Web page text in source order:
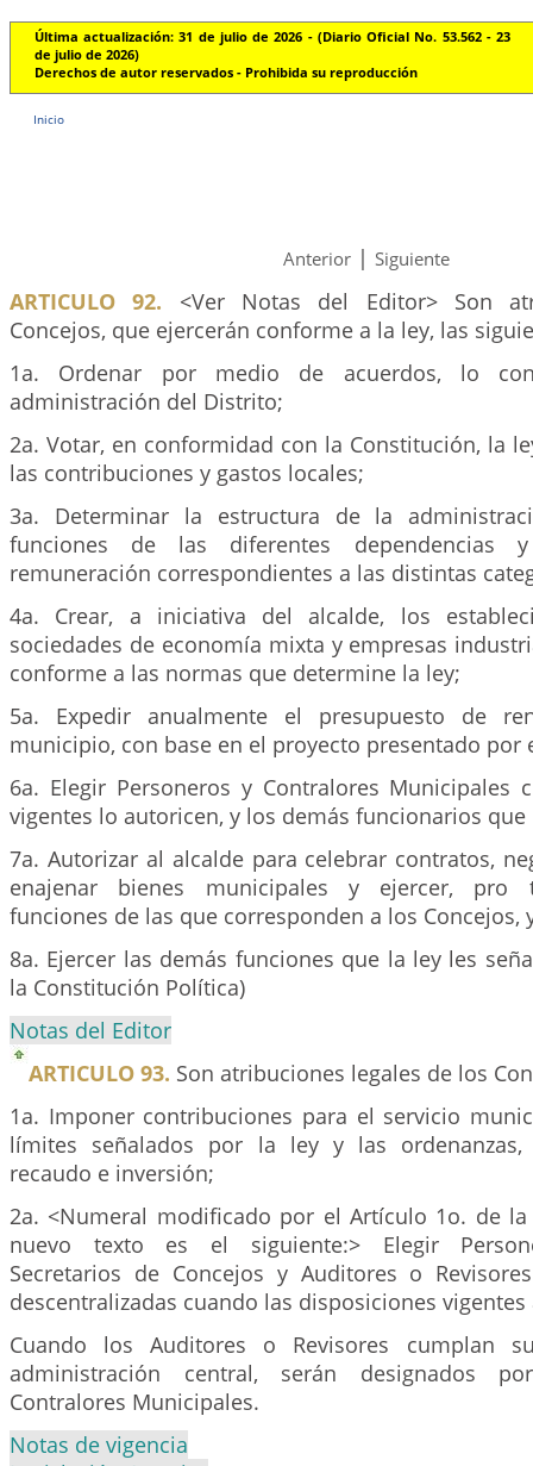
Última actualización: 31 de julio de 2026 - (Diario Oficial No. 53.562 - 23
de julio de 2026)
Derechos de autor reservados - Prohibida su reproducción
Inicio
Anterior | Siguiente
ARTICULO 92. <Ver Notas del Editor> Son
Concejos, que ejercerán conforme a la ley, las
1a. Ordenar por medio de acuerdos, lo
administración del Distrito;
2a. Votar, en conformidad con la Constitución, la
las contribuciones y gastos locales;
3a. Determinar la estructura de la
funciones de las diferentes dependencias
remuneración correspondientes a las distintas
4a. Crear, a iniciativa del alcalde, los
sociedades de economía mixta y empresas
conforme a las normas que determine la ley;
5a. Expedir anualmente el presupuesto de
municipio, con base en el proyecto presentado por
6a. Elegir Personeros y Contralores Municipales
vigentes lo autoricen, y los demás funcionarios
7a. Autorizar al alcalde para celebrar contratos,
enajenar bienes municipales y ejercer, pro
funciones de las que corresponden a los Concejos,
8a. Ejercer las demás funciones que la ley les
la Constitución Política)
Notas del Editor
ARTICULO 93. Son atribuciones legales de los
1a. Imponer contribuciones para el servicio
límites señalados por la ley y las
recaudo e inversión;
2a. <Numeral modificado por el Artículo 1o. de la
nuevo texto es el siguiente:> Elegir
Secretarios de Concejos y Auditores o
descentralizadas cuando las disposiciones
Cuando los Auditores o Revisores cumplan
administración central, serán designados
Contralores Municipales.
Notas de vigencia